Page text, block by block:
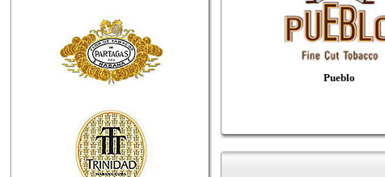
Pueblo